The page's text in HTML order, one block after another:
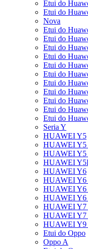
Etui do
Etui do
Nova
Etui do
Etui do
Etui do
Etui do
Etui do
Etui do
Etui do
Etui do
Etui do
Etui do
Etui do
Seria Y
HUAWEI Y5
HUAWEI Y5
HUAWEI Y5
HUAWEI
HUAWEI Y6
HUAWEI Y6
HUAWEI Y6
HUAWEI Y6
HUAWEI Y7
HUAWEI Y7
HUAWEI Y9
Etui do Oppo
Oppo A